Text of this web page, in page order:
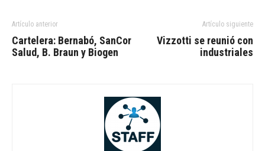
Artículo anterior
Cartelera: Bernabó, SanCor
Salud, B. Braun y Biogen
Artículo siguiente
Vizzotti se reunió con
industriales